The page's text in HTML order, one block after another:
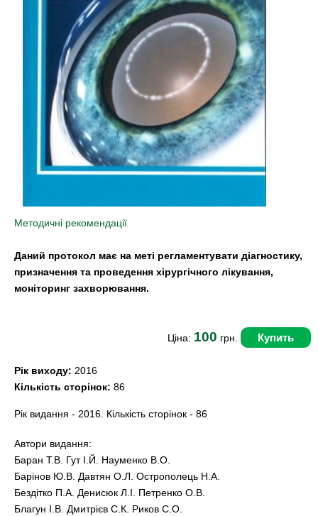
Методичні рекомендації
Даний протокол має на меті регламентувати діагностику,
призначення та проведення хірургічного лікування,
моніторинг захворювання.
Ціна: 100 грн. Купить
Рік виходу: 2016
Кількість сторінок: 86
Рік видання - 2016. Кількість сторінок - 86
Автори видання:
Баран Т.В. Гут І.Й. Науменко В.О.
Барінов Ю.В. Давтян О.Л. Острополець H.A.
Бездітко П.А. Денисюк Л.І. Петренко О.В.
Благун І.В. Дмитрієв С.К. Риков С.О.